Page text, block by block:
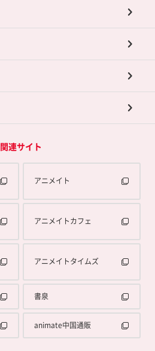
関連サイト
アニメイト
アニメイトカフェ
アニメイトタイムズ
書泉
animate中国通販